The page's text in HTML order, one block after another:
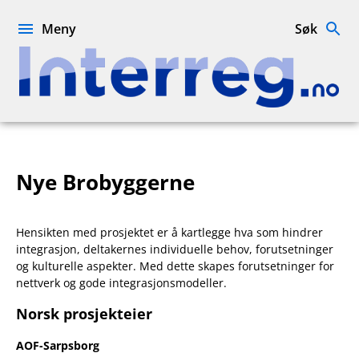
Interreg.no
Meny Søk
Nye Brobyggerne
Hensikten med prosjektet er å kartlegge hva som hindrer
integrasjon, deltakernes individuelle behov, forutsetninger
og kulturelle aspekter. Med dette skapes forutsetninger for
nettverk og gode integrasjonsmodeller.
Norsk prosjekteier
AOF-Sarpsborg